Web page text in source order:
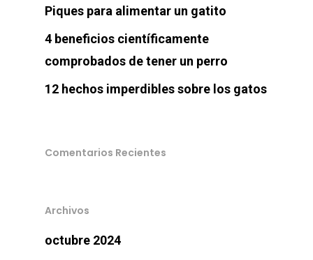
Piques para alimentar un gatito
4 beneficios científicamente
comprobados de tener un perro
12 hechos imperdibles sobre los gatos
Comentarios Recientes
Archivos
octubre 2024